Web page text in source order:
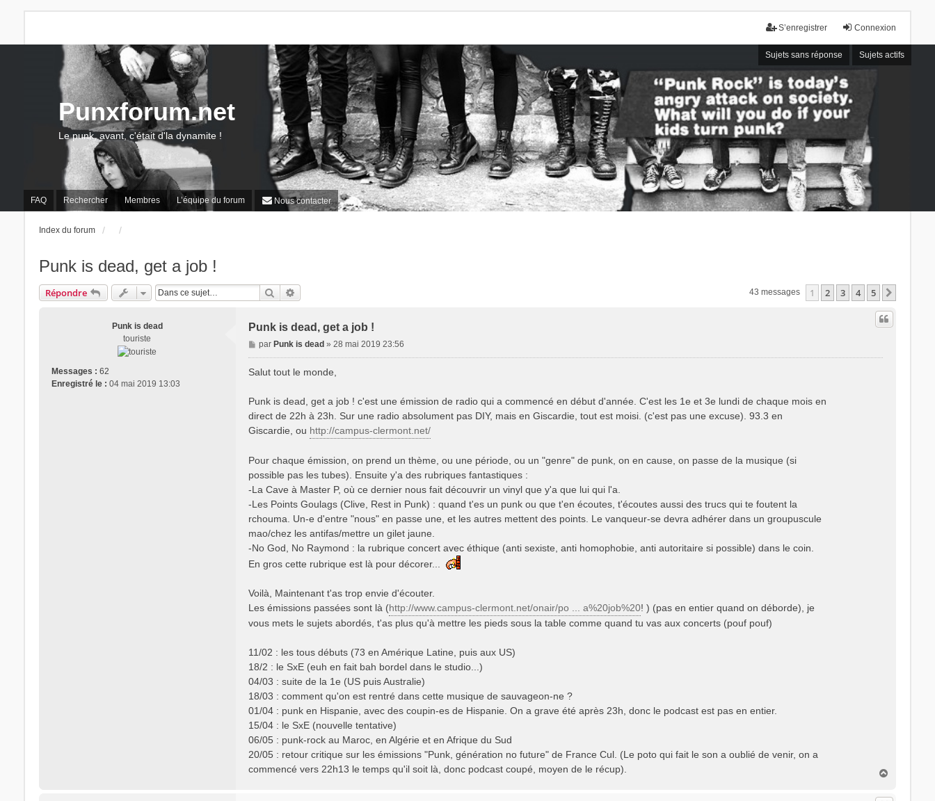
Connexion
S’enregistrer
Sujets sans réponse Sujets actifs
FAQ Rechercher Membres L’équipe du forum Nous contacter
Punxforum.net
Le punk, avant, c'était d'la dynamite !
Index du forum
Punk is dead, get a job !
Répondre Rechercher 43 messages 1 2 3 4 5
Punk is dead
touriste
Messages : 62
Enregistré le : 04 mai 2019 13:03
Punk is dead, get a job !
M
e
g
e
parPunk is dead » 28 mai 2019 23:56
Salut tout le monde,
Punk is dead, get a job ! c'est une émission de radio qui a commencé en début d'année. C'est les 1e et 3e lundi de chaque mois en
direct de 22h à 23h. Sur une radio absolument pas DIY, mais en Giscardie, tout est moisi. (c'est pas une excuse). 93.3 en
Giscardie, ou http://campus-clermont.net/
Pour chaque émission, on prend un thème, ou une période, ou un "genre" de punk, on en cause, on passe de la musique (si
possible pas les tubes). Ensuite y'a des rubriques fantastiques :
-La Cave à Master P, où ce dernier nous fait découvrir un vinyl que y'a que lui qui l'a.
-Les Points Goulags (Clive, Rest in Punk) : quand t'es un punk ou que t'en écoutes, t'écoutes aussi des trucs qui te foutent la
rchouma. Un-e d'entre "nous" en passe une, et les autres mettent des points. Le vanqueur-se devra adhérer dans un groupuscule
mao/chez les antifas/mettre un gilet jaune.
-No God, No Raymond : la rubrique concert avec éthique (anti sexiste, anti homophobie, anti autoritaire si possible) dans le coin.
En gros cette rubrique est là pour décorer...
Voilà, Maintenant t'as trop envie d'écouter.
Les émissions passées sont là (http://www.campus-clermont.net/onair/po ... a%20job%20! ) (pas en entier quand on déborde), je
vous mets le sujets abordés, t'as plus qu'à mettre les pieds sous la table comme quand tu vas aux concerts (pouf pouf)
11/02 : les tous débuts (73 en Amérique Latine, puis aux US)
18/2 : le SxE (euh en fait bah bordel dans le studio...)
04/03 : suite de la 1e (US puis Australie)
18/03 : comment qu'on est rentré dans cette musique de sauvageon-ne ?
01/04 : punk en Hispanie, avec des coupin-es de Hispanie. On a grave été après 23h, donc le podcast est pas en entier.
15/04 : le SxE (nouvelle tentative)
06/05 : punk-rock au Maroc, en Algérie et en Afrique du Sud
20/05 : retour critique sur les émissions "Punk, génération no future" de France Cul. (Le poto qui fait le son a oublié de venir, on a
commencé vers 22h13 le temps qu'il soit là, donc podcast coupé, moyen de le récup).
u